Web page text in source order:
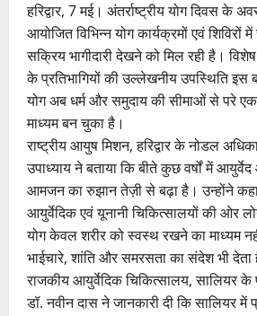
‎हरिद्वार, 7 मई। अंतर्राष्ट्रीय योग दिवस के
आयोजित विभिन्न योग कार्यक्रमों एवं शिविरों
सक्रिय भागीदारी देखने को मिल रही है।
के प्रतिभागियों की उल्लेखनीय उपस्थिति इस
योग अब धर्म और समुदाय की सीमाओं से परे
माध्यम बन चुका है।
‎‎राष्ट्रीय आयुष मिशन, हरिद्वार के नोडल
उपाध्याय ने बताया कि बीते कुछ वर्षों में
आमजन का रुझान तेज़ी से बढ़ा है। उन्होंने कहा,
आयुर्वेदिक एवं यूनानी चिकित्सालयों की ओर
योग केवल शरीर को स्वस्थ रखने का माध्यम
भाईचारे, शांति और समरसता का संदेश भी देता
‎‎राजकीय आयुर्वेदिक चिकित्सालय, सालियर के
डॉ. नवीन दास ने जानकारी दी कि सालियर में